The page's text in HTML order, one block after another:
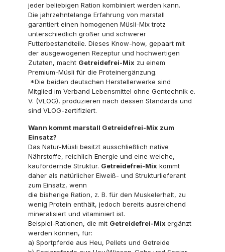
jeder beliebigen Ration kombiniert werden kann.
Die jahrzehntelange Erfahrung von marstall
garantiert einen homogenen Müsli-Mix trotz
unterschiedlich großer und schwerer
Futterbestandteile. Dieses Know-how, gepaart mit
der ausgewogenen Rezeptur und hochwertigen
Zutaten, macht Getreidefrei-Mix zu einem
Premium-Müsli für die Proteinergänzung.
*Die beiden deutschen Herstellerwerke sind
Mitglied im Verband Lebensmittel ohne Gentechnik e.
V. (VLOG), produzieren nach dessen Standards und
sind VLOG-zertifiziert.
Wann kommt marstall Getreidefrei-Mix zum
Einsatz?
Das Natur-Müsli besitzt ausschließlich native
Nährstoffe, reichlich Energie und eine weiche,
kaufördernde Struktur. Getreidefrei-Mix kommt
daher als natürlicher Eiweiß- und Strukturlieferant
zum Einsatz, wenn
die bisherige Ration, z. B. für den Muskelerhalt, zu
wenig Protein enthält, jedoch bereits ausreichend
mineralisiert und vitaminiert ist.
Beispiel-Rationen, die mit Getreidefrei-Mixergänzt
werden können, für:
a) Sportpferde aus Heu, Pellets und Getreide